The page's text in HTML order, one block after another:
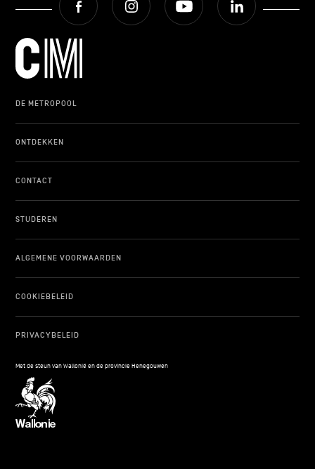
DE METROPOOL
ONTDEKKEN
CONTACT
STUDEREN
ALGEMENE VOORWAARDEN
COOKIEBELEID
PRIVACYBELEID
Met de steun van Wallonië en de provincie Henegouwen